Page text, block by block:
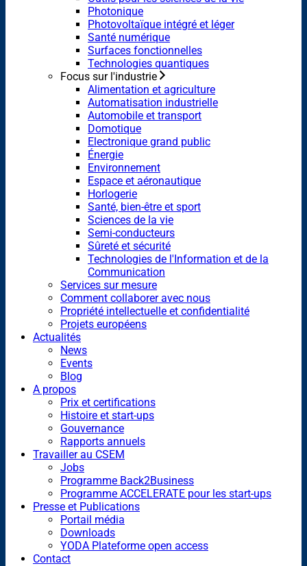
Photonique
Photovoltaïque intégré et léger
Santé numérique
Surfaces fonctionnelles
Technologies quantiques
Focus sur l'industrie
Alimentation et agriculture
Automatisation industrielle
Automobile et transport
Domotique
Electronique grand public
Énergie
Environnement
Espace et aéronautique
Horlogerie
Santé, bien-être et sport
Sciences de la vie
Semi-conducteurs
Sûreté et sécurité
Technologies de l'Information et de la
Communication
Services sur mesure
Comment collaborer avec nous
Propriété intellectuelle et confidentialité
Projets européens
Actualités
News
Events
Blog
A propos
Prix et certifications
Histoire et start-ups
Gouvernance
Rapports annuels
Travailler au CSEM
Jobs
Programme Back2Business
Programme ACCELERATE pour les start-ups
Presse et Publications
Portail média
Downloads
YODA Plateforme open access
Contact